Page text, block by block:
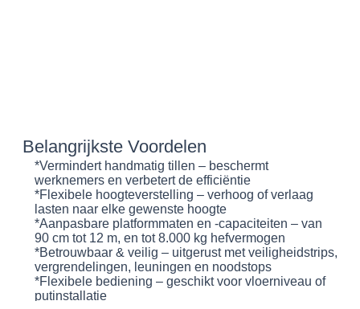
Belangrijkste Voordelen
*Vermindert handmatig tillen – beschermt
werknemers en verbetert de efficiëntie
*Flexibele hoogteverstelling – verhoog of verlaag
lasten naar elke gewenste hoogte
*Aanpasbare platformmaten en -capaciteiten – van
90 cm tot 12 m, en tot 8.000 kg hefvermogen
*Betrouwbaar & veilig – uitgerust met veiligheidstrips,
vergrendelingen, leuningen en noodstops
*Flexibele bediening – geschikt voor vloerniveau of
putinstallatie